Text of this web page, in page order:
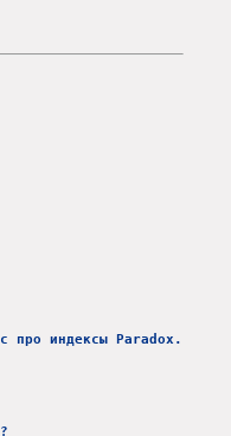
про индексы Paradox.